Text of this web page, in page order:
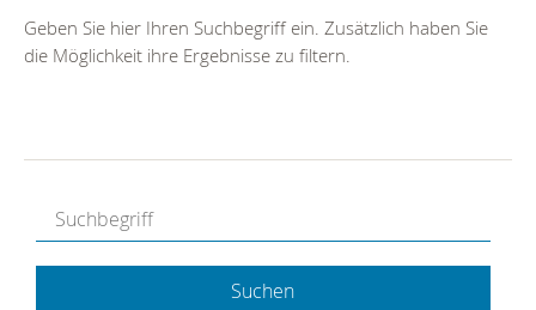
Geben Sie hier Ihren Suchbegriff ein. Zusätzlich haben Sie
die Möglichkeit ihre Ergebnisse zu filtern.
Suchen